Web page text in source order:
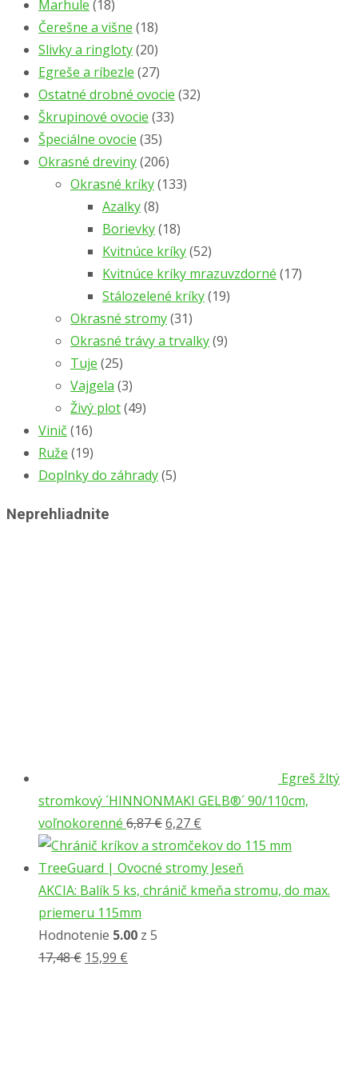
Marhule (18)
Čerešne a višne (18)
Slivky a ringloty(20)
Egreše a ríbezle (27)
Ostatné drobné ovocie (32)
Škrupinové ovocie (33)
Špeciálne ovocie (35)
Okrasné dreviny(206)
Okrasné kríky(133)
Azalky(8)
Borievky(18)
Kvitnúce kríky(52)
Kvitnúce kríky mrazuvzdorné (17)
Stálozelené kríky(19)
Okrasné stromy(31)
Okrasné trávy a trvalky(9)
Tuje (25)
Vajgela (3)
Živý plot(49)
Vinič (16)
Ruže (19)
Doplnky do záhrady(5)
Neprehliadnite
Egreš žltý
stromkový ´HINNONMAKI GELB®´ 90/110cm,
voľnokorenné 6,87€Pôvodná
cena
bola:
6,87 €.
6,27 €
cena
je:
6,27 €.
AKCIA: Balík 5 ks, chránič kmeňa stromu, do max.
priemeru 115mm
Hodnotenie 5.00 z 5
17,48€ Pôvodná
15,99 €